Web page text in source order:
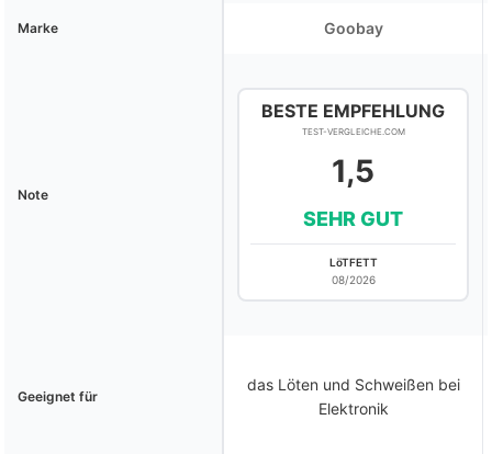
Marke Goobay
Note
BESTE EMPFEHLUNG
TEST-VERGLEICHE.COM
1,5
SEHR GUT
LöTFETT
08/2026
Geeignet für
das Löten und Schweißen bei
Elektronik